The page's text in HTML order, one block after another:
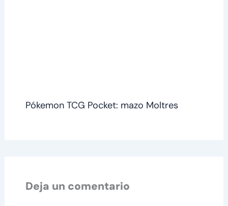
Pókemon TCG Pocket: mazo Moltres
Deja un comentario